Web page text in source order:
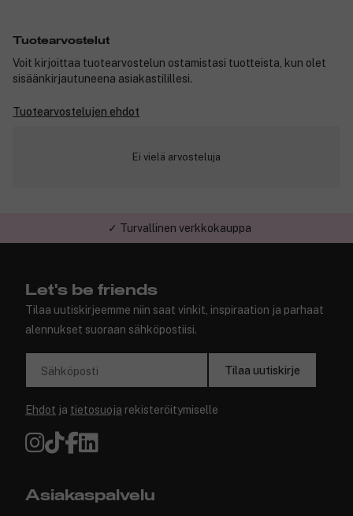
Tuotearvostelut
Voit kirjoittaa tuotearvostelun ostamistasi tuotteista, kun olet
sisäänkirjautuneena asiakastilillesi.
Tuotearvostelujen ehdot
Ei vielä arvosteluja
✓ Turvallinen verkkokauppa
Let's be friends
Tilaa uutiskirjeemme niin saat vinkit, inspiraation ja parhaat
alennukset suoraan sähköpostiisi.
Sähköposti Tilaa uutiskirje
Ehdot ja tietosuoja rekisteröitymiselle
Asiakaspalvelu